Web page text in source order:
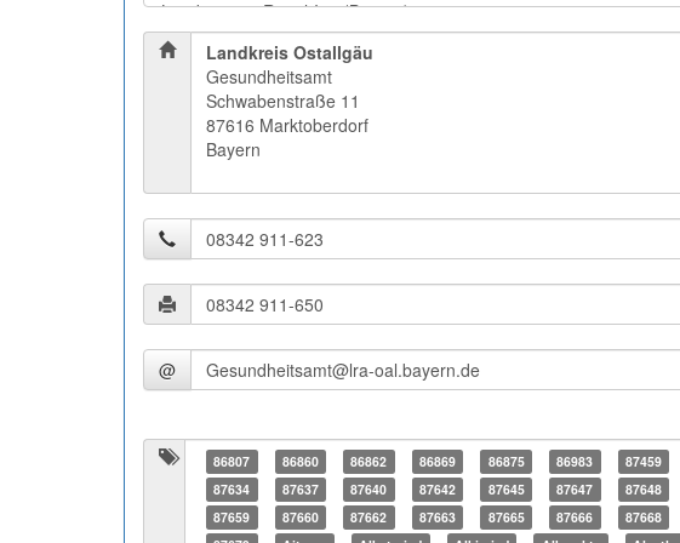
Landkreis Ostallgäu
Gesundheitsamt
Schwabenstraße 11
87616 Marktoberdorf
Bayern
@
86807 86860 86862 86869 86875 86983 87459
87634
87637 87640 87642 87645 87647 87648
87659
87660 87662 87663 87665 87666 87668